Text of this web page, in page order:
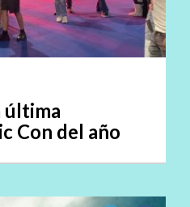
última
Con del año